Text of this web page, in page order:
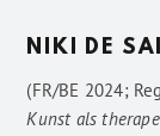
NIKI DE
(FR/BE 2024;
Kunst als